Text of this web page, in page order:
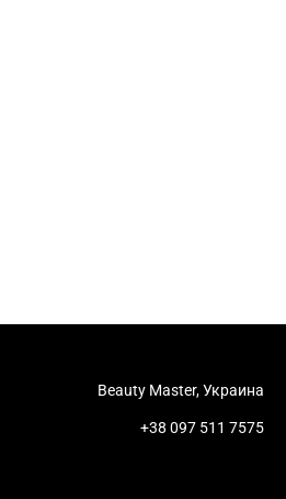
Beauty Master, Украина
+38 097 511 7575